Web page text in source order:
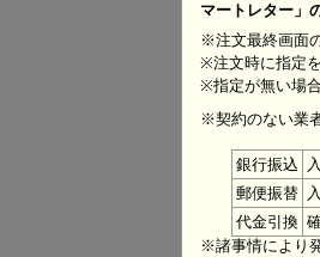
マートレター」
※注文最終画面
※注文時に指定
※指定が無い場
※契約のない業
銀行振込
郵便振替
代金引換
※諸事情により